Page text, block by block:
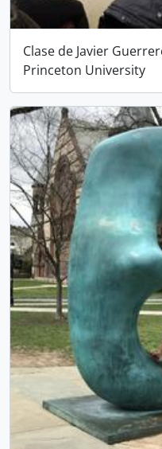
Clase de Javier
Princeton University